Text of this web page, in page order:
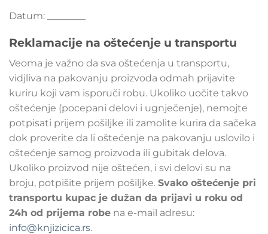
Datum: ________
Reklamacije na oštećenje u transportu
Veoma je važno da sva oštećenja u transportu,
vidjliva na pakovanju proizvoda odmah prijavite
kuriru koji vam isporuči robu. Ukoliko uočite takvo
oštećenje (pocepani delovi i ugnječenje), nemojte
potpisati prijem pošiljke ili zamolite kurira da sačeka
dok proverite da li oštećenje na pakovanju uslovilo i
oštećenje samog proizvoda ili gubitak delova.
Ukoliko proizvod nije oštećen, i svi delovi su na
broju, potpišite prijem pošiljke. Svako oštećenje pri
transportu kupac je dužan da prijavi u roku od
24h od prijema robe na e-mail adresu:
info@knjizicica.rs.